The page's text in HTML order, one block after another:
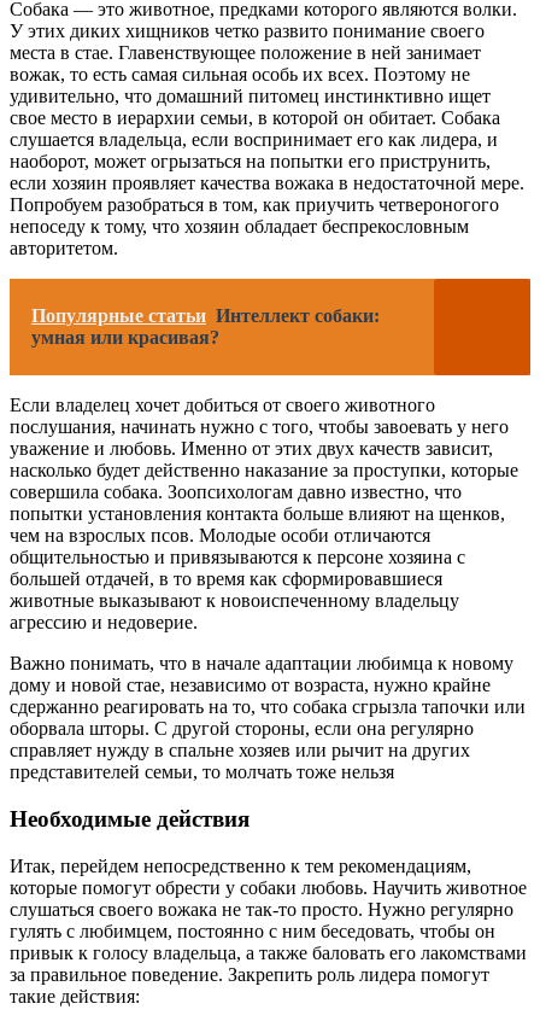
Собака — это животное, предками которого являются волки.
У этих диких хищников четко развито понимание своего
места в стае. Главенствующее положение в ней занимает
вожак, то есть самая сильная особь их всех. Поэтому не
удивительно, что домашний питомец инстинктивно ищет
свое место в иерархии семьи, в которой он обитает. Собака
слушается владельца, если воспринимает его как лидера, и
наоборот, может огрызаться на попытки его приструнить,
если хозяин проявляет качества вожака в недостаточной мере.
Попробуем разобраться в том, как приучить четвероногого
непоседу к тому, что хозяин обладает беспрекословным
авторитетом.
Популярные статьи Интеллект собаки:
умная или красивая?
Если владелец хочет добиться от своего животного
послушания, начинать нужно с того, чтобы завоевать у него
уважение и любовь. Именно от этих двух качеств зависит,
насколько будет действенно наказание за проступки, которые
совершила собака. Зоопсихологам давно известно, что
попытки установления контакта больше влияют на щенков,
чем на взрослых псов. Молодые особи отличаются
общительностью и привязываются к персоне хозяина с
большей отдачей, в то время как сформировавшиеся
животные выказывают к новоиспеченному владельцу
агрессию и недоверие.
Важно понимать, что в начале адаптации любимца к новому
дому и новой стае, независимо от возраста, нужно крайне
сдержанно реагировать на то, что собака сгрызла тапочки или
оборвала шторы. С другой стороны, если она регулярно
справляет нужду в спальне хозяев или рычит на других
представителей семьи, то молчать тоже нельзя
Необходимые действия
Итак, перейдем непосредственно к тем рекомендациям,
которые помогут обрести у собаки любовь. Научить животное
слушаться своего вожака не так-то просто. Нужно регулярно
гулять с любимцем, постоянно с ним беседовать, чтобы он
привык к голосу владельца, а также баловать его лакомствами
за правильное поведение. Закрепить роль лидера помогут
такие действия: